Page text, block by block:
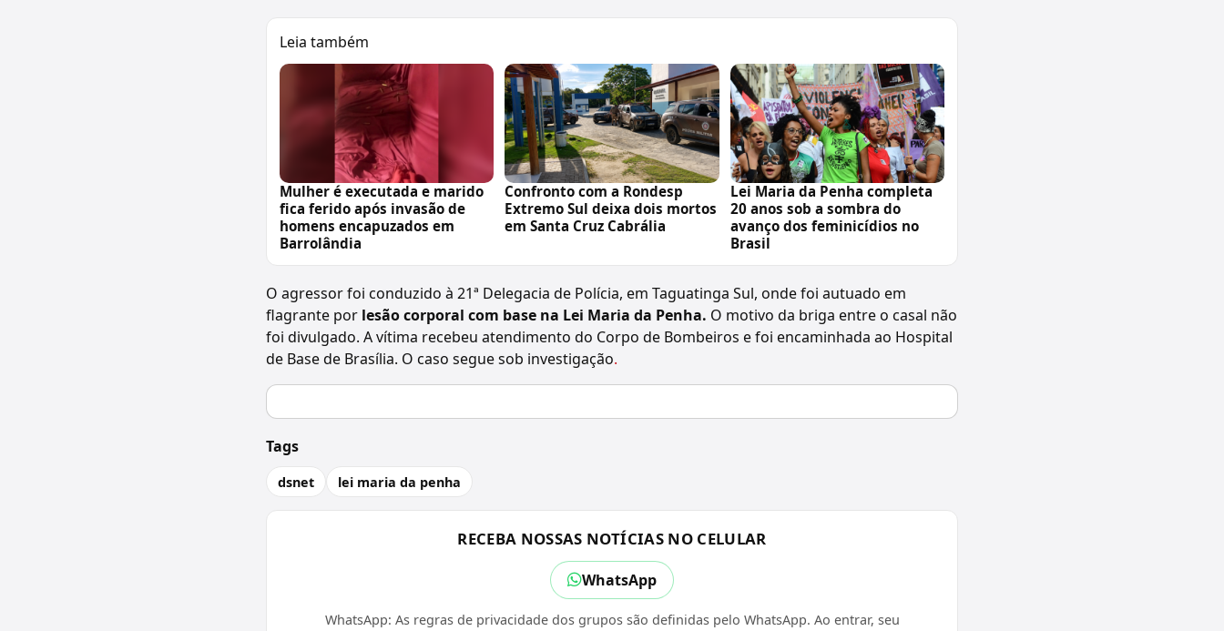
Leia também
Mulher é executada e marido
fica ferido após invasão de
homens encapuzados em
Barrolândia
Confronto com a Rondesp
Extremo Sul deixa dois mortos
em Santa Cruz Cabrália
Lei Maria da Penha completa
20 anos sob a sombra do
avanço dos feminicídios no
Brasil
O agressor foi conduzido à 21ª Delegacia de Polícia, em Taguatinga Sul, onde foi autuado em
flagrante por lesão corporal com base na Lei Maria da Penha. O motivo da briga entre o casal não
foi divulgado. A vítima recebeu atendimento do Corpo de Bombeiros e foi encaminhada ao Hospital
de Base de Brasília. O caso segue sob investigação.
Tags
dsnet lei maria da penha
RECEBA NOSSAS NOTÍCIAS NO CELULAR
WhatsApp
WhatsApp: As regras de privacidade dos grupos são definidas pelo WhatsApp. Ao entrar, seu